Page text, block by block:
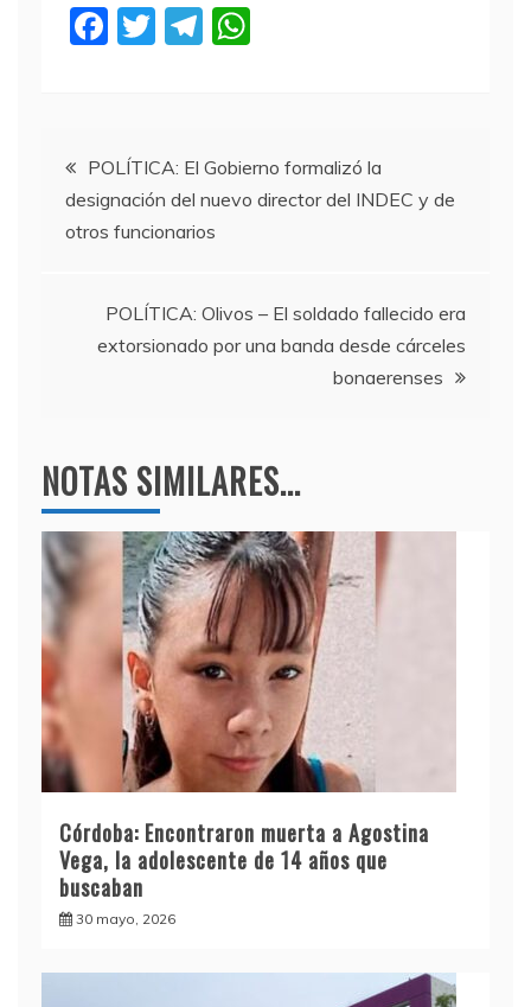
F
b
o
o
T
T
a
m
A
p
Navegación
de
POLÍTICA: El Gobierno formalizó la
designación del nuevo director del INDEC y de
otros funcionarios
POLÍTICA: Olivos – El soldado fallecido era
extorsionado por una banda desde cárceles
bonaerenses
NOTAS SIMILARES...
Córdoba: Encontraron muerta a Agostina
Vega, la adolescente de 14 años que
buscaban
30 mayo, 2026